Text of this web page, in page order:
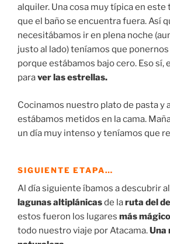
alquiler. Una cosa muy típica en este
que el baño se encuentra fuera. Así
necesitábamos ir en plena noche
justo al lado) teníamos que
porque estábamos bajo cero. Eso sí,
paraver las estrellas.
Cocinamos nuestro plato de pasta y
estábamos metidos en la cama.
un día muy intenso y teníamos que
SIGUIENTE ETAPA…
Al día siguiente íbamos a descubrir
lagunas altiplánicasde laruta del
estos fueron los lugares más
todo nuestro viaje por Atacama.Una